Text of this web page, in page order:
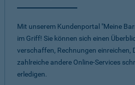
Mit unserem Kundenportal "Meine
im Griff! Sie können sich einen
verschaffen, Rechnungen einreichen,
zahlreiche andere Online-Services
erledigen.